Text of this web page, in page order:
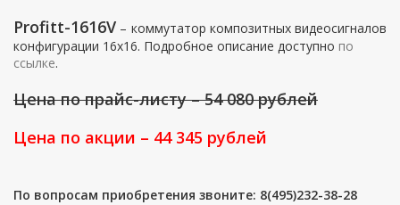
Profitt-1616V – коммутатор композитных видеосигналов
конфигурации 16х16. Подробное описание доступно по
ссылке.
Цена по прайс-листу – 54 080 рублей
Цена по акции – 44 345 рублей
По вопросам приобретения звоните: 8(495)232-38-28